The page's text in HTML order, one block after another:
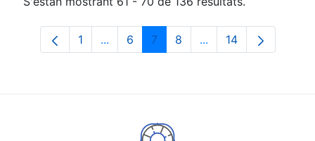
Pàgina
1 ...Pàgines intermèdies Utilitzeu TAB per
Pàgina
6 Pàgina
7 Pàgina
8 ...PàginesPàgina
14